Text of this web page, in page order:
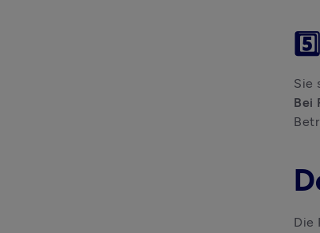
Bei
Die